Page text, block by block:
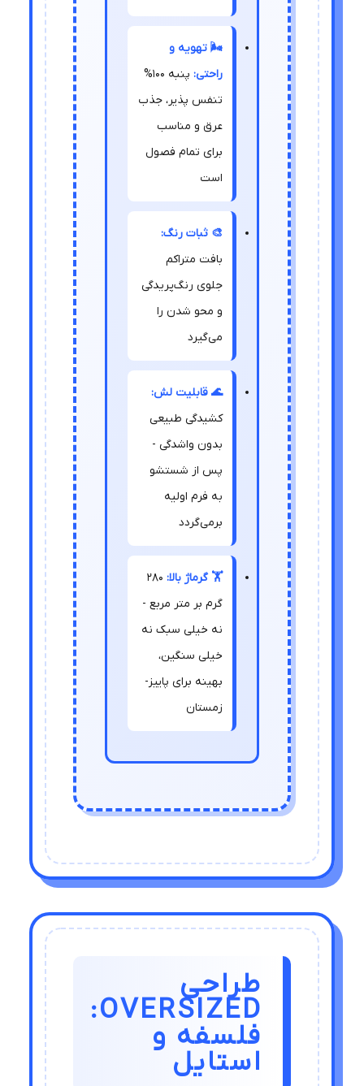
🌬️ تهویه و
راحتی:
پنبه 100%
تنفس پذیر، جذب
عرق و مناسب
برای تمام فصول
است
🎨 ثبات رنگ:
بافت متراکم
جلوی رنگ‌پریدگی
و محو شدن را
می‌گیرد
🌊 قابلیت لش:
کشیدگی طبیعی
بدون واشدگی -
پس از شستشو
به فرم اولیه
برمی‌گردد
🏋️ گرماژ بالا: 280
گرم بر متر مربع -
نه خیلی سبک نه
خیلی سنگین،
بهینه برای پاییز-
زمستان
طراحی
OVERSIZED:
فلسفه و
استایل